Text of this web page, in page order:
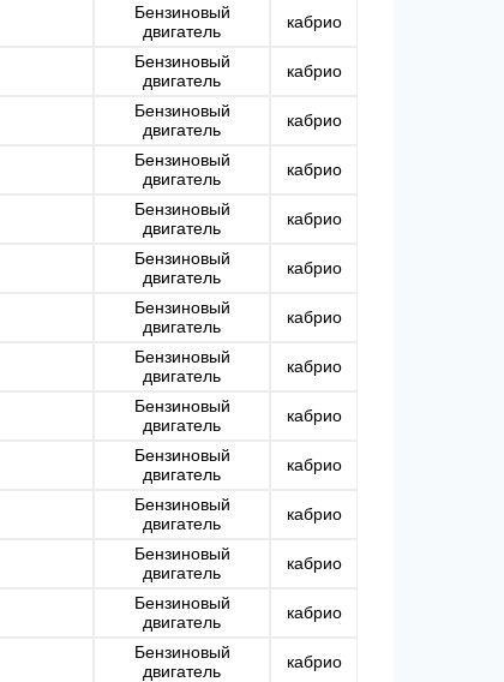
Бензиновый
двигатель
кабрио
Бензиновый
двигатель
кабрио
Бензиновый
двигатель
кабрио
Бензиновый
двигатель
кабрио
Бензиновый
двигатель
кабрио
Бензиновый
двигатель
кабрио
Бензиновый
двигатель
кабрио
Бензиновый
двигатель
кабрио
Бензиновый
двигатель
кабрио
Бензиновый
двигатель
кабрио
Бензиновый
двигатель
кабрио
Бензиновый
двигатель
кабрио
Бензиновый
двигатель
кабрио
Бензиновый
двигатель
кабрио